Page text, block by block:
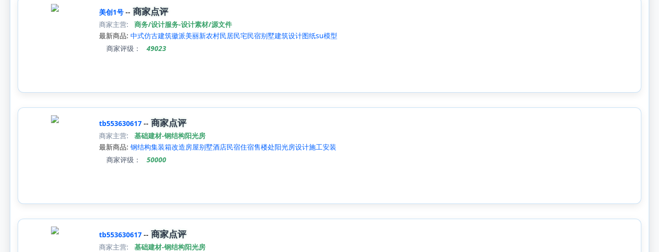
美创1号 -- 商家点评
商家主营:
商务/设计服务-设计素材/源文件
最新商品: 中式仿古建筑徽派美丽新农村民居民宅民宿别墅建筑设计图纸su模型
商家评级：
49023
tb553630617 -- 商家点评
商家主营:
基础建材-钢结构阳光房
最新商品: 钢结构集装箱改造房屋别墅酒店民宿住宿售楼处阳光房设计施工安装
商家评级：
50000
tb553630617 -- 商家点评
商家主营:
基础建材-钢结构阳光房